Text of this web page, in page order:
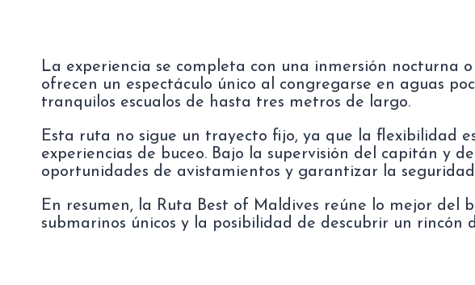
La experiencia se completa con una inmersión nocturna
ofrecen un espectáculo único al congregarse en aguas
tranquilos escualos de hasta tres metros de largo.
Esta ruta no sigue un trayecto fijo, ya que la flexibilidad
experiencias de buceo. Bajo la supervisión del capitán y
oportunidades de avistamientos y garantizar la
En resumen, la Ruta Best of Maldives reúne lo mejor del
submarinos únicos y la posibilidad de descubrir un